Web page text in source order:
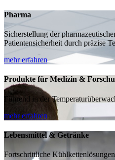
Pharma
Sicherstellung der
Patientensicherheit durch präzise
mehr erfahren
Produkte für Medizin &
Führend in der
mehr erfahren
Lebensmittel & Getränke
Fortschrittliche